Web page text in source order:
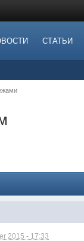
СТАТЬИ
2015 - 17:33